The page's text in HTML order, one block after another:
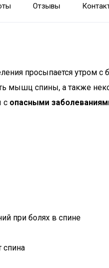
Отзывы
просыпается утром
мышц спины, а также
с опасными
при болях в спине
спина